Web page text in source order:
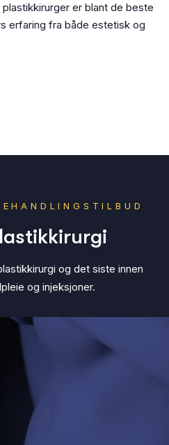
er blant de beste
erfaring fra både estetisk og
lastikkirurgi
og det siste innen
og injeksjoner.